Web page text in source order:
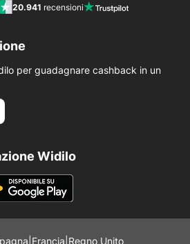
20.941 recensioni
per guadagnare cashback in un
Widilo
Francia Regno Unito